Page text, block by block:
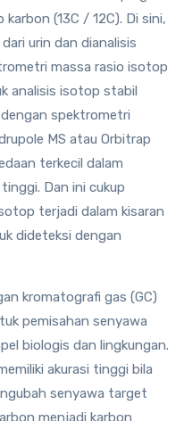
(13C / 12C). Di sini,
urin dan dianalisis
massa rasio isotop
analisis isotop stabil
spektrometri
MS atau Orbitrap
terkecil dalam
Dan ini cukup
terjadi dalam kisaran
dideteksi dengan
kromatografi gas (GC)
pemisahan senyawa
biologis dan lingkungan.
akurasi tinggi bila
senyawa target
menjadi karbon